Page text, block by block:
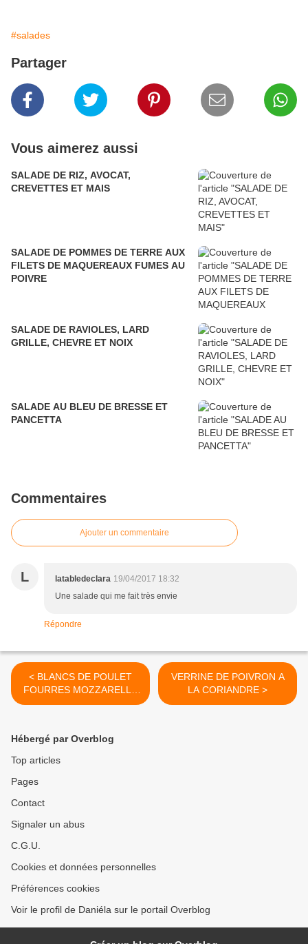
#salades
Partager
Vous aimerez aussi
SALADE DE RIZ, AVOCAT,
CREVETTES ET MAIS
SALADE DE POMMES DE TERRE AUX
FILETS DE MAQUEREAUX FUMES AU
POIVRE
SALADE DE RAVIOLES, LARD
GRILLE, CHEVRE ET NOIX
SALADE AU BLEU DE BRESSE ET
PANCETTA
Commentaires
Ajouter un commentaire
L latabledeclara 19/04/2017 18:32
Une salade qui me fait très envie
Répondre
< BLANCS DE POULET
FOURRES MOZZARELLA
ET TOMATES CONFITES
VERRINE DE POIVRON A
LA CORIANDRE >
Hébergé par Overblog
Top articles
Pages
Contact
Signaler un abus
C.G.U.
Cookies et données personnelles
Préférences cookies
Voir le profil de Daniéla sur le portail Overblog